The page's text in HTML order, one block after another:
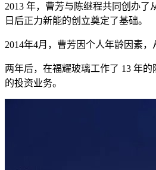
2013 年，曹芳与陈继程共同创办
日后正力新能的创立奠定了基础。
2014年4月，曹芳因个人年龄因素
两年后，在福耀玻璃工作了 13 年
的投资业务。